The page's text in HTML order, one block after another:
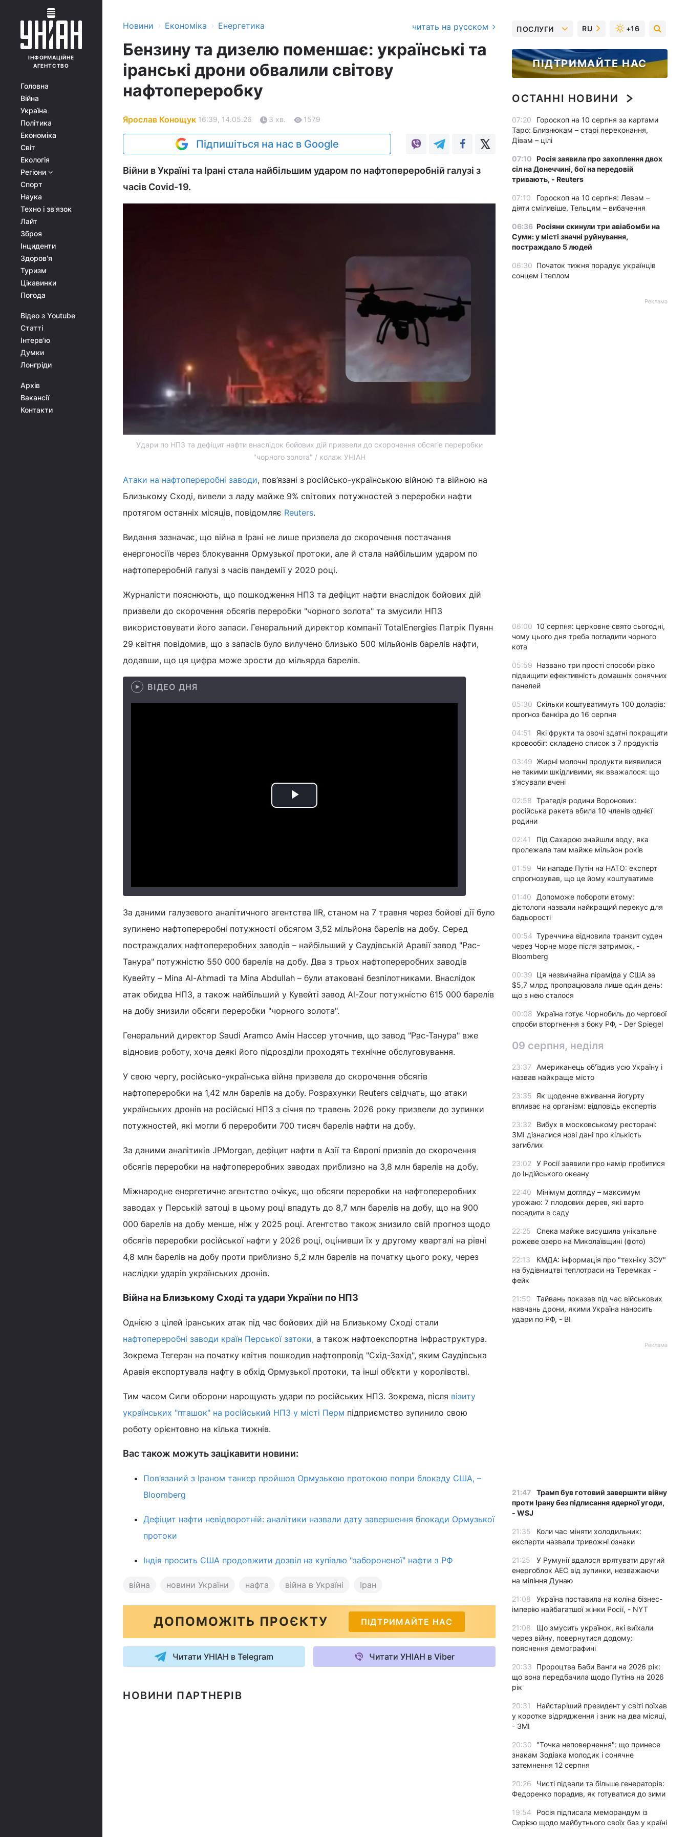
ІНФОРМАЦІЙНЕ
АГЕНТСТВО
Головна
Війна
Україна
Політика
Економіка
Світ
Екологія
Регіони
Спорт
Наука
Техно і зв'язок
Лайт
Зброя
Інциденти
Здоров'я
Туризм
Цікавинки
Погода
Відео з Youtube
Статті
Інтерв'ю
Думки
Лонгріди
Архів
Вакансії
Контакти
Новини › Економіка › Енергетика читать на русском
Бензину та дизелю поменшає: українські та
іранські дрони обвалили світову
нафтопереробку
Ярослав Конощук 16:39, 14.05.26 3 хв. 1579
Підпишіться на нас в Google
Війни в Україні та Ірані стала найбільшим ударом по нафтопереробній галузі з
часів Covid-19.
Удари по НПЗ та дефіцит нафти внаслідок бойових дій призвели до скорочення обсягів переробки
"чорного золота" / колаж УНІАН
Атаки на нафтопереробні заводи, пов’язані з російсько-українською війною та війною на
Близькому Сході, вивели з ладу майже 9% світових потужностей з переробки нафти
протягом останніх місяців, повідомляє Reuters.
Видання зазначає, що війна в Ірані не лише призвела до скорочення постачання
енергоносіїв через блокування Ормузької протоки, але й стала найбільшим ударом по
нафтопереробній галузі з часів пандемії у 2020 році.
Журналісти пояснюють, що пошкодження НПЗ та дефіцит нафти внаслідок бойових дій
призвели до скорочення обсягів переробки "чорного золота" та змусили НПЗ
використовувати його запаси. Генеральний директор компанії TotalEnergies Патрік Пуянн
29 квітня повідомив, що з запасів було вилучено близько 500 мільйонів барелів нафти,
додавши, що ця цифра може зрости до мільярда барелів.
ВІДЕО ДНЯ
Play
За даними галузевого аналітичного агентства IIR, станом на 7 травня через бойові дії було
зупинено нафтопереробні потужності обсягом 3,52 мільйона барелів на добу. Серед
постраждалих нафтопереробних заводів – найбільший у Саудівській Аравії завод "Рас-
Танура" потужністю 550 000 барелів на добу. Два з трьох нафтопереробних заводів
Кувейту – Mina Al-Ahmadi та Mina Abdullah – були атаковані безпілотниками. Внаслідок
атак обидва НПЗ, а також найбільший у Кувейті завод Al-Zour потужністю 615 000 барелів
на добу знизили обсяги переробки "чорного золота".
Генеральний директор Saudi Aramco Амін Нассер уточнив, що завод "Рас-Танура" вже
відновив роботу, хоча деякі його підрозділи проходять технічне обслуговування.
У свою чергу, російсько-українська війна призвела до скорочення обсягів
нафтопереробки на 1,42 млн барелів на добу. Розрахунки Reuters свідчать, що атаки
українських дронів на російські НПЗ з січня по травень 2026 року призвели до зупинки
потужностей, які могли б переробити 700 тисяч барелів нафти на добу.
За даними аналітиків JPMorgan, дефіцит нафти в Азії та Європі призвів до скорочення
обсягів переробки на нафтопереробних заводах приблизно на 3,8 млн барелів на добу.
Міжнародне енергетичне агентство очікує, що обсяги переробки на нафтопереробних
заводах у Перській затоці в цьому році впадуть до 8,7 млн барелів на добу, що на 900
000 барелів на добу менше, ніж у 2025 році. Агентство також знизило свій прогноз щодо
обсягів переробки російської нафти у 2026 році, оцінивши їх у другому кварталі на рівні
4,8 млн барелів на добу проти приблизно 5,2 млн барелів на початку цього року, через
наслідки ударів українських дронів.
Війна на Близькому Сході та удари України по НПЗ
Однією з цілей іранських атак під час бойових дій на Близькому Сході стали
нафтопереробні заводи країн Перської затоки, а також нафтоекспортна інфраструктура.
Зокрема Тегеран на початку квітня пошкодив нафтопровід "Схід-Захід", яким Саудівська
Аравія експортувала нафту в обхід Ормузької протоки, та інші об’єкти у королівстві.
Тим часом Сили оборони нарощують удари по російських НПЗ. Зокрема, після візиту
українських "пташок" на російський НПЗ у місті Перм підприємство зупинило свою
роботу орієнтовно на кілька тижнів.
Вас також можуть зацікавити новини:
Пов’язаний з Іраном танкер пройшов Ормузькою протокою попри блокаду США, –
Bloomberg
Дефіцит нафти невідворотній: аналітики назвали дату завершення блокади Ормузької
протоки
Індія просить США продовжити дозвіл на купівлю "забороненої" нафти з РФ
війна новини України нафта війна в Україні Іран
ДОПОМОЖІТЬ ПРОЄКТУ ПІДТРИМАЙТЕ НАС
Читати УНІАН в Telegram Читати УНІАН в Viber
НОВИНИ ПАРТНЕРІВ
ПОСЛУГИ RU +16
ПІДТРИМАЙТЕ НАС
ОСТАННІ НОВИНИ
07:20
Гороскоп на 10 серпня за картами
Таро: Близнюкам – старі переконання,
Дівам – цілі
07:10 Росія заявила про захоплення двох
сіл на Донеччині, бої на передовій
тривають, - Reuters
07:10
Гороскоп на 10 серпня: Левам –
діяти сміливіше, Тельцям – вибачення
06:36 Росіяни скинули три авіабомби на
Суми: у місті значні руйнування,
постраждало 5 людей
06:30 Початок тижня порадує українців
сонцем і теплом
Реклама
06:00 10 серпня: церковне свято сьогодні,
чому цього дня треба погладити чорного
кота
05:59 Названо три прості способи різко
підвищити ефективність домашніх сонячних
панелей
05:30 Скільки коштуватимуть 100 доларів:
прогноз банкіра до 16 серпня
04:51
Які фрукти та овочі здатні покращити
кровообіг: складено список з 7 продуктів
03:49 Жирні молочні продукти виявилися
не такими шкідливими, як вважалося: що
з’ясували вчені
02:58 Трагедія родини Воронових:
російська ракета вбила 10 членів однієї
родини
02:41
Під Сахарою знайшли воду, яка
пролежала там майже мільйон років
01:59
Чи нападе Путін на НАТО: експерт
спрогнозував, що це йому коштуватиме
01:40
Допоможе побороти втому:
дієтологи назвали найкращий перекус для
бадьорості
00:54 Туреччина відновила транзит суден
через Чорне море після затримок, -
Bloomberg
00:39 Ця незвичайна піраміда у США за
$5,7 млрд пропрацювала лише один день:
що з нею сталося
00:08 Україна готує Чорнобиль до чергової
спроби вторгнення з боку РФ, - Der Spiegel
09 серпня, неділя
23:37
Американець об'їздив усю Україну і
назвав найкраще місто
23:35 Як щоденне вживання йогурту
впливає на організм: відповідь експертів
23:32
Вибух в московському ресторані:
ЗМІ дізналися нові дані про кількість
загиблих
23:02
У Росії заявили про намір пробитися
до Індійського океану
22:40
Мінімум догляду – максимум
урожаю: 7 плодових дерев, які варто
посадити в саду
22:25
Спека майже висушила унікальне
рожеве озеро на Миколаївщині (фото)
22:13
КМДА: інформація про "техніку ЗСУ"
на будівництві теплотраси на Теремках -
фейк
21:50
Тайвань показав під час військових
навчань дрони, якими Україна наносить
удари по РФ, - BI
Реклама
21:47
Трамп був готовий завершити війну
проти Ірану без підписання ядерної угоди,
- WSJ
21:35
Коли час міняти холодильник:
експерти назвали тривожні ознаки
21:25
У Румунії вдалося врятувати другий
енергоблок АЕС від зупинки, незважаючи
на міління Дунаю
21:08
Україна поставила на коліна бізнес-
імперію найбагатшої жінки Росії, - NYT
21:08
Що змусить українок, які виїхали
через війну, повернутися додому:
пояснення демографині
20:33
Пророцтва Баби Ванги на 2026 рік:
що вона передбачила щодо Путіна на 2026
рік
20:31
Найстаріший президент у світі поїхав
у коротке відрядження і зник на два місяці,
- ЗМІ
20:30
"Точка неповернення": що принесе
знакам Зодіака молодик і сонячне
затемнення 12 серпня
20:26
Чисті підвали та більше генераторів:
Федоренко порадив, як готуватися до зими
19:54
Росія підписала меморандум із
Сирією щодо майбутнього своїх баз у країні